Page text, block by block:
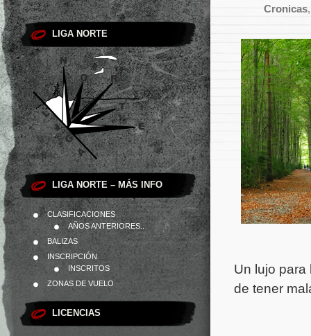
LIGA NORTE
LIGA NORTE – MÁS INFO
CLASIFICACIONES
AÑOS ANTERIORES..
BALIZAS
INSCRIPCIÓN
INSCRITOS
ZONAS DE VUELO
LICENCIAS
Cronicas
Un lujo
de tener